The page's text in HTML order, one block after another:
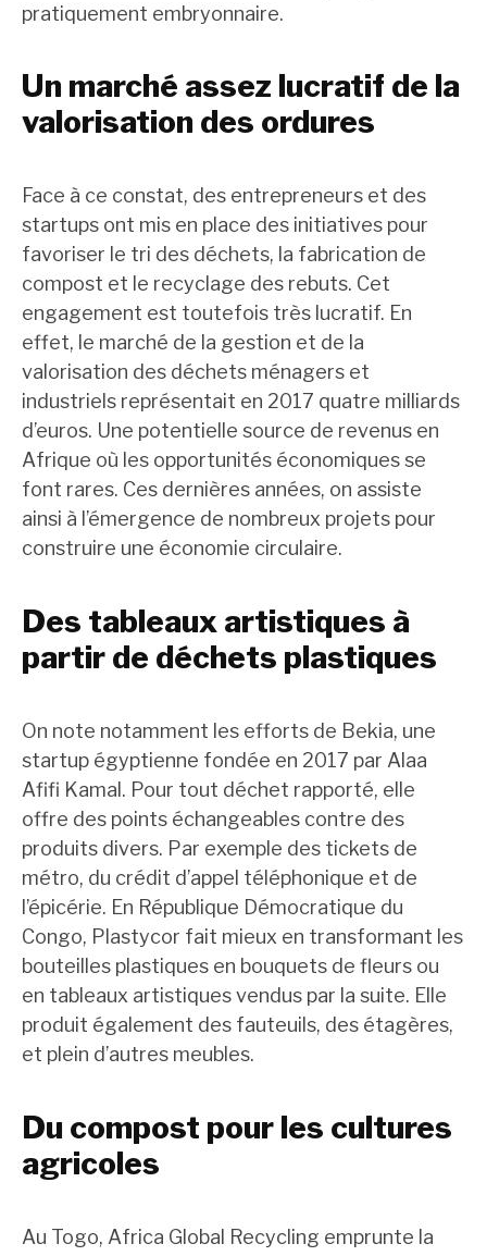
pratiquement embryonnaire.
Un marché assez lucratif de la
valorisation des ordures
Face à ce constat, des entrepreneurs et des
startups ont mis en place des initiatives pour
favoriser le tri des déchets, la fabrication de
compost et le recyclage des rebuts. Cet
engagement est toutefois très lucratif. En
effet, le marché de la gestion et de la
valorisation des déchets ménagers et
industriels représentait en 2017 quatre milliards
d’euros. Une potentielle source de revenus en
Afrique où les opportunités économiques se
font rares. Ces dernières années, on assiste
ainsi à l’émergence de nombreux projets pour
construire une économie circulaire.
Des tableaux artistiques à
partir de déchets plastiques
On note notamment les efforts de Bekia, une
startup égyptienne fondée en 2017 par Alaa
Afifi Kamal. Pour tout déchet rapporté, elle
offre des points échangeables contre des
produits divers. Par exemple des tickets de
métro, du crédit d’appel téléphonique et de
l’épicérie. En République Démocratique du
Congo, Plastycor fait mieux en transformant les
bouteilles plastiques en bouquets de fleurs ou
en tableaux artistiques vendus par la suite. Elle
produit également des fauteuils, des étagères,
et plein d’autres meubles.
Du compost pour les cultures
agricoles
Au Togo, Africa Global Recycling emprunte la